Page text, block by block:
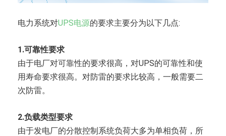
电力系统对UPS电源的要求主要分为以下几点:
1.可靠性要求
由于电厂对可靠性的要求很高，对UPS的可靠性和使
用寿命要求很高。对防雷的要求比较高，一般需要二
次防雷。
2.负载类型要求
由于发电厂的分散控制系统负荷大多为单相负荷，所